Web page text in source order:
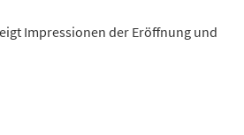
Impressionen der Eröffnung und